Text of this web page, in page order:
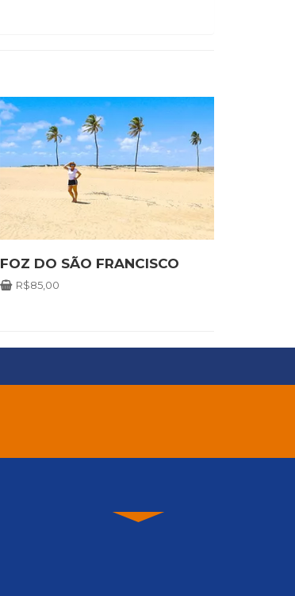
FOZ DO SÃO FRANCISCO
R$85,00